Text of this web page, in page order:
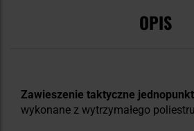
OPIS
Zawieszenie taktyczne
wykonane z wytrzymałego